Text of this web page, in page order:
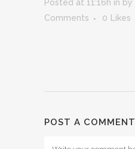
Posted at 11:16h in by
Comments
0 Likes
POST A COMMENT